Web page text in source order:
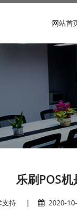
网站首
乐刷POS机
支持 | 2020-